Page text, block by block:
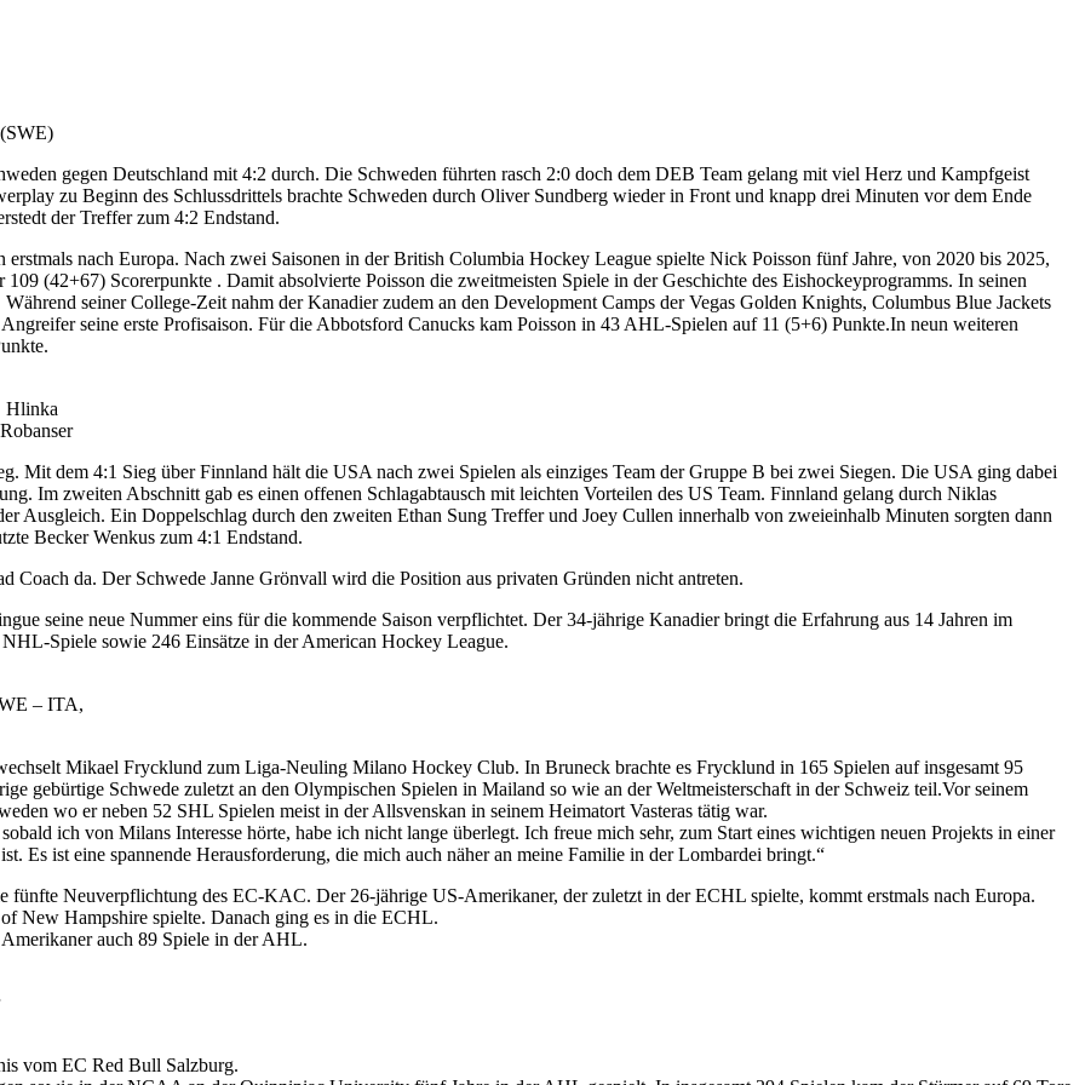
gegen Deutschland mit 4:2 durch. Die Schweden führten rasch 2:0 doch dem DEB Team gelang mit viel Herz und Kampfgeist
zu Beginn des Schlussdrittels brachte Schweden durch Oliver Sundberg wieder in Front und knapp drei Minuten vor dem Ende
der Treffer zum 4:2 Endstand.
nach Europa. Nach zwei Saisonen in der British Columbia Hockey League spielte Nick Poisson fünf Jahre, von 2020 bis 2025,
(42+67) Scorerpunkte . Damit absolvierte Poisson die zweitmeisten Spiele in der Geschichte des Eishockeyprogramms. In seinen
seiner College-Zeit nahm der Kanadier zudem an den Development Camps der Vegas Golden Knights, Columbus Blue Jackets
seine erste Profisaison. Für die Abbotsford Canucks kam Poisson in 43 AHL-Spielen auf 11 (5+6) Punkte.In neun weiteren
Hlinka
Mit dem 4:1 Sieg über Finnland hält die USA nach zwei Spielen als einziges Team der Gruppe B bei zwei Siegen. Die USA ging dabei
Im zweiten Abschnitt gab es einen offenen Schlagabtausch mit leichten Vorteilen des US Team. Finnland gelang durch Niklas
Ausgleich. Ein Doppelschlag durch den zweiten Ethan Sung Treffer und Joey Cullen innerhalb von zweieinhalb Minuten sorgten dann
Becker Wenkus zum 4:1 Endstand.
Coach da. Der Schwede Janne Grönvall wird die Position aus privaten Gründen nicht antreten.
seine neue Nummer eins für die kommende Saison verpflichtet. Der 34-jährige Kanadier bringt die Erfahrung aus 14 Jahren im
Spiele sowie 246 Einsätze in der American Hockey League.
– ITA,
Mikael Frycklund zum Liga-Neuling Milano Hockey Club. In Bruneck brachte es Frycklund in 165 Spielen auf insgesamt 95
gebürtige Schwede zuletzt an den Olympischen Spielen in Mailand so wie an der Weltmeisterschaft in der Schweiz teil.Vor seinem
wo er neben 52 SHL Spielen meist in der Allsvenskan in seinem Heimatort Vasteras tätig war.
ich von Milans Interesse hörte, habe ich nicht lange überlegt. Ich freue mich sehr, zum Start eines wichtigen neuen Projekts in einer
Es ist eine spannende Herausforderung, die mich auch näher an meine Familie in der Lombardei bringt.“
Neuverpflichtung des EC-KAC. Der 26-jährige US-Amerikaner, der zuletzt in der ECHL spielte, kommt erstmals nach Europa.
New Hampshire spielte. Danach ging es in die ECHL.
auch 89 Spiele in der AHL.
vom EC Red Bull Salzburg.